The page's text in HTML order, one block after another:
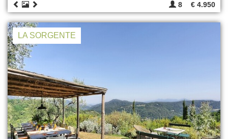
8 € 4.950
LA SORGENTE